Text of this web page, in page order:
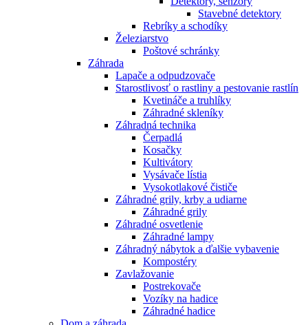
Stavebné detektory
Rebríky a schodíky
Železiarstvo
Poštové schránky
Záhrada
Lapače a odpudzovače
Starostlivosť o rastliny a pestovanie rastlín
Kvetináče a truhlíky
Záhradné skleníky
Záhradná technika
Čerpadlá
Kosačky
Kultivátory
Vysávače lístia
Vysokotlakové čističe
Záhradné grily, krby a udiarne
Záhradné grily
Záhradné osvetlenie
Záhradné lampy
Záhradný nábytok a ďalšie vybavenie
Kompostéry
Zavlažovanie
Postrekovače
Vozíky na hadice
Záhradné hadice